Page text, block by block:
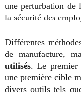
une perturbation de
la sécurité des
Différentes
de manufacture,
utilisés. Le premier
une première cible
divers outils tels